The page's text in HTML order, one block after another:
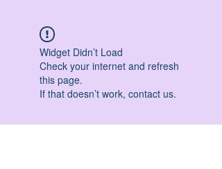
Widget Didn’t Load
Check your internet and refresh
this page.
If that doesn’t work, contact us.